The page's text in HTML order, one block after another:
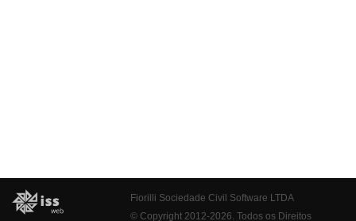
Fiorilli Sociedade Civil Software LTDA
© Copyright 2012-2026. Todos os Direitos